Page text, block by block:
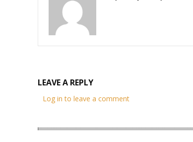
LEAVE A REPLY
Log in to leave a comment